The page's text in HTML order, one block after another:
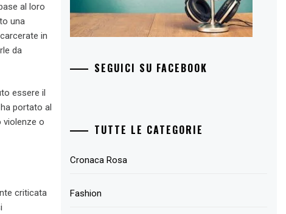
al loro
una
in
da
essere il
portato al
violenze o
criticata
SEGUICI SU FACEBOOK
TUTTE LE CATEGORIE
Cronaca Rosa
Fashion